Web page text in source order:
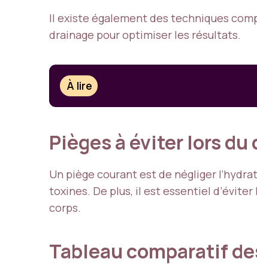
Il existe également des techniques
drainage pour optimiser les résultats.
À lire
Pièges à éviter lors du
Un piège courant est de négliger
toxines. De plus, il est essentiel
corps.
Tableau comparatif